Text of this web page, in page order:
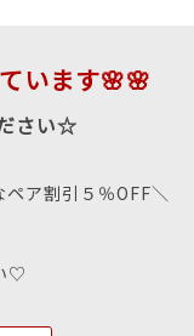
います🌸🌸
さい☆
ア割引５％OFF＼
♡